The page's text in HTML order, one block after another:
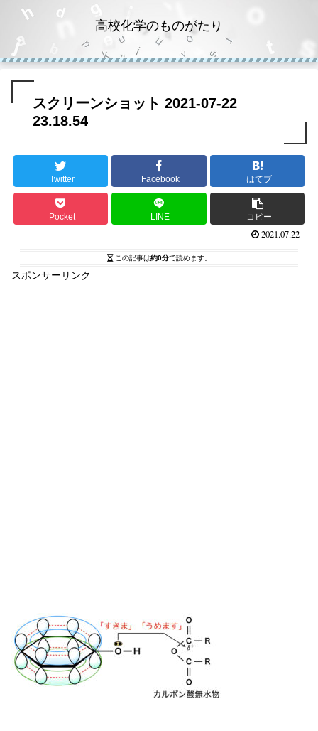
高校化学のものがたり
スクリーンショット 2021-07-22
23.18.54
Twitter Facebook はてブ
Pocket LINE コピー
2021.07.22
この記事は約0分で読めます。
スポンサーリンク